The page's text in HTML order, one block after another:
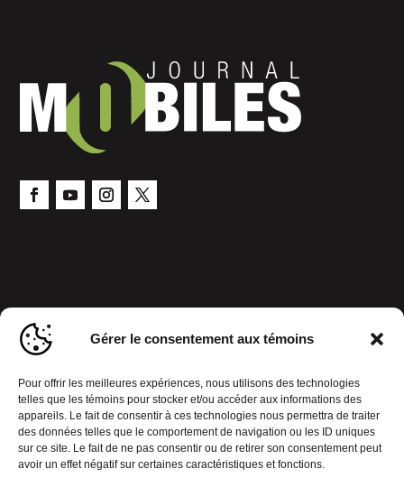
Gérer le consentement aux témoins
Pour offrir les meilleures expériences, nous utilisons des technologies
telles que les témoins pour stocker et/ou accéder aux informations des
appareils. Le fait de consentir à ces technologies nous permettra de traiter
des données telles que le comportement de navigation ou les ID uniques
sur ce site. Le fait de ne pas consentir ou de retirer son consentement peut
avoir un effet négatif sur certaines caractéristiques et fonctions.